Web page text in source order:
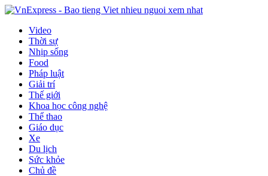
Video
Thời sự
Nhịp sống
Food
Pháp luật
Giải trí
Thế giới
Khoa học công nghệ
Thể thao
Giáo dục
Xe
Du lịch
Sức khỏe
Chủ đề